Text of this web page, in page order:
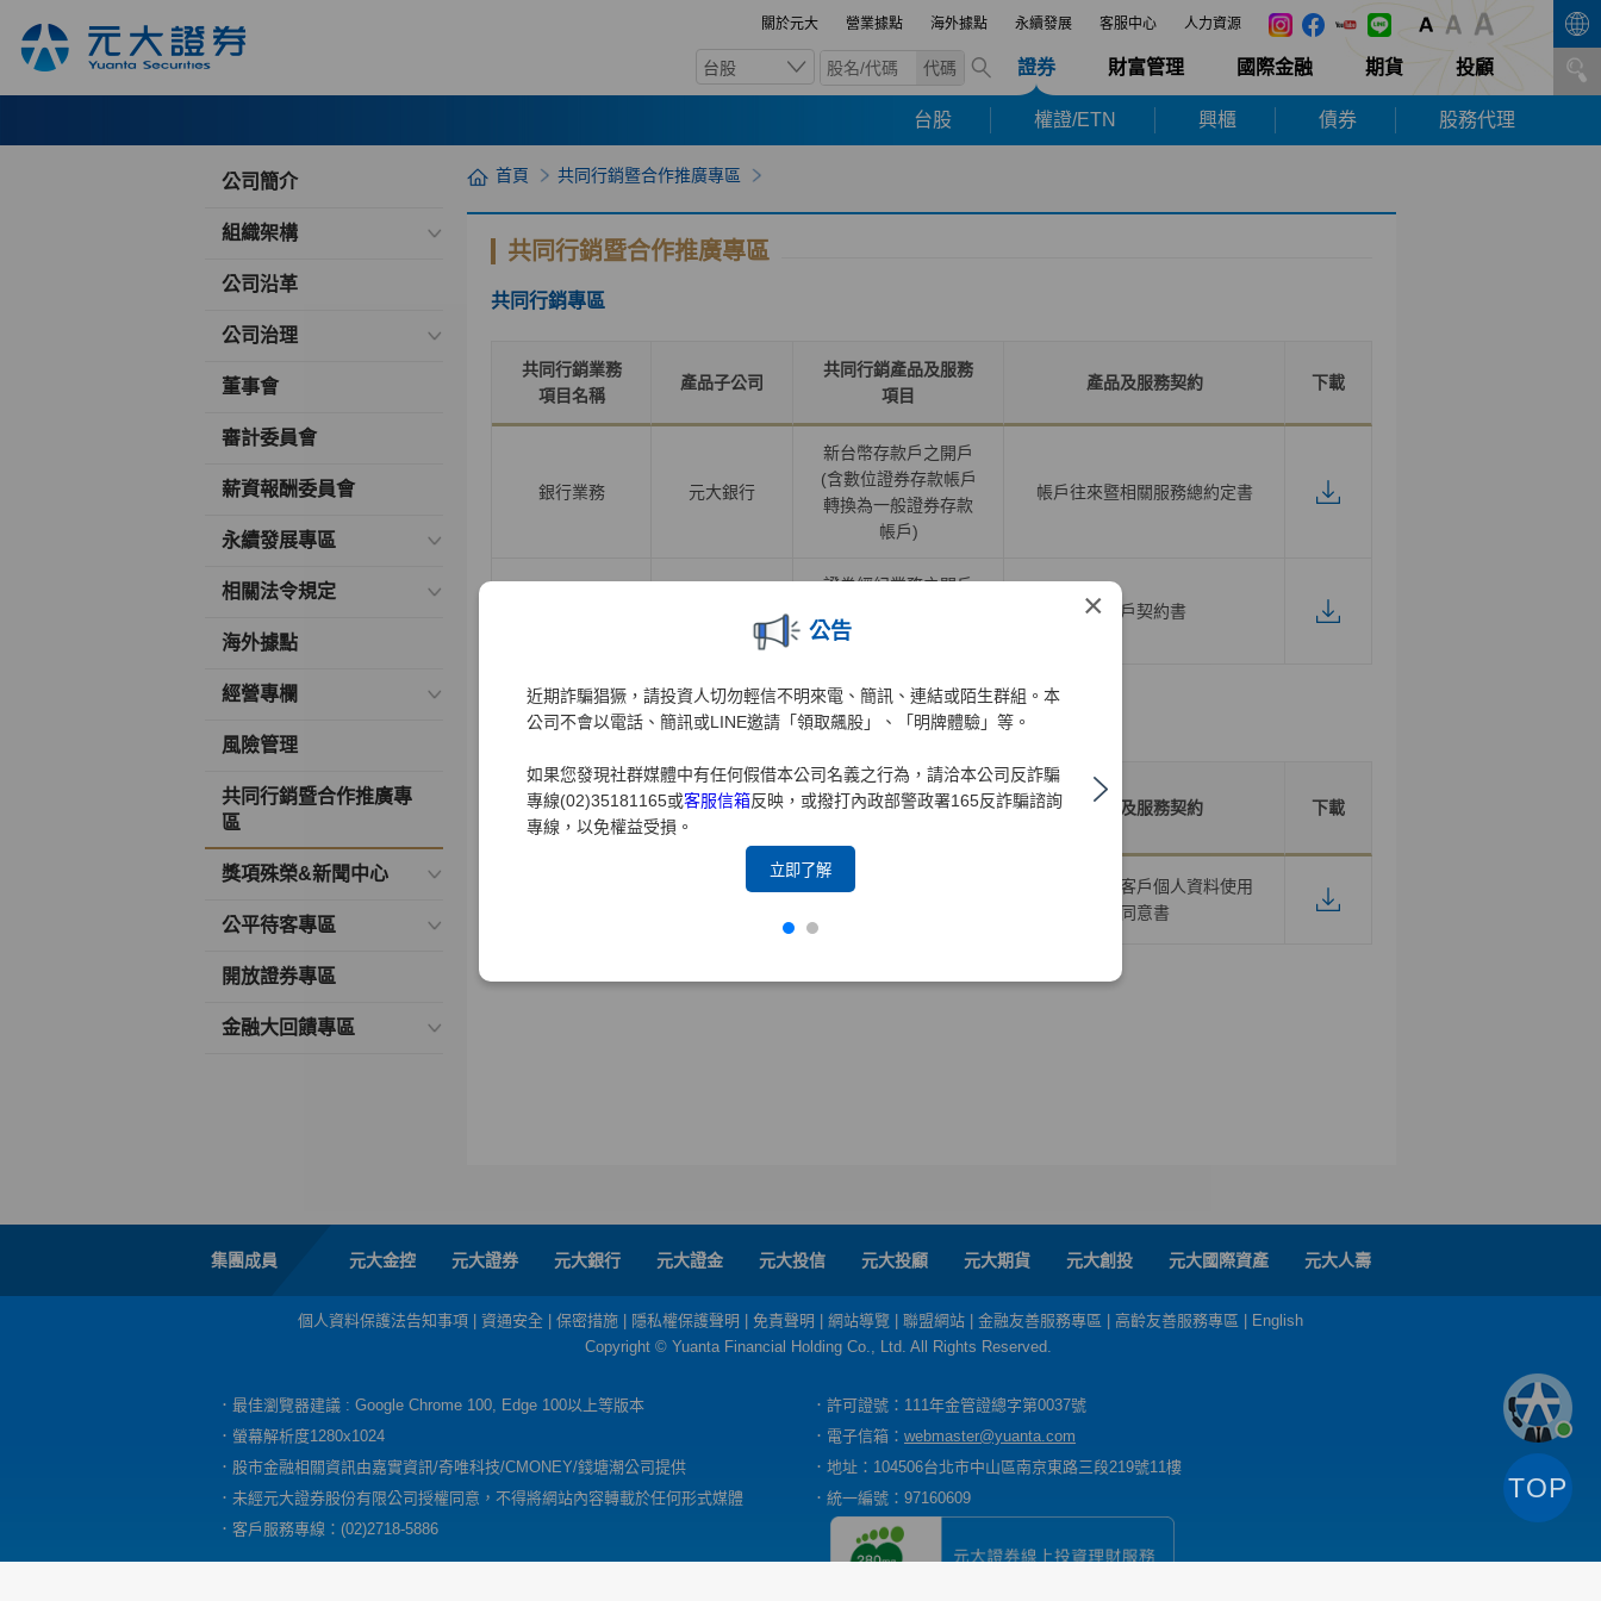
關於元大 營業據點 海外據點 永續發展 客服中心 人力資源
台股 代碼 證券 財富管理 國際金融 期貨 投顧
台股 權證/ETN 興櫃 債券 股務代理
×
公告
近期詐騙猖獗，請投資人切勿輕信不明來電、簡訊、連結或陌生群組。本
公司不會以電話、簡訊或LINE邀請「領取飆股」、「明牌體驗」等。
如果您發現社群媒體中有任何假借本公司名義之行為，請洽本公司反詐騙
專線(02)35181165或客服信箱反映，或撥打內政部警政署165反詐騙諮詢
專線，以免權益受損。
立即了解
公司簡介
組織架構
公司沿革
公司治理
董事會
審計委員會
薪資報酬委員會
永續發展專區
相關法令規定
海外據點
經營專欄
風險管理
共同行銷暨合作推廣專
區
獎項殊榮&新聞中心
公平待客專區
開放證券專區
金融大回饋專區
首頁 共同行銷暨合作推廣專區
共同行銷暨合作推廣專區
共同行銷專區
共同行銷業務
項目名稱
產品子公司
共同行銷產品及服務
項目
產品及服務契約 下載
銀行業務 元大銀行
新台幣存款戶之開戶
(含數位證券存款帳戶
轉換為一般證券存款
帳戶)
帳戶往來暨相關服務總約定書
證券經紀業務之開戶
開戶契約書
合作推廣專區
合作推廣業務
項目名稱
產品子公司
合作推廣產品及服務
產品及服務契約 下載
合作推廣他業商品或
合作推廣之客戶個人資料使用
同意書
集團成員 元大金控 元大證券 元大銀行 元大證金 元大投信 元大投顧 元大期貨 元大創投 元大國際資產 元大人壽
個人資料保護法告知事項 資通安全 保密措施 隱私權保護聲明 免責聲明 網站導覽 聯盟網站 金融友善服務專區 高齡友善服務專區
English
Copyright © Yuanta Financial Holding Co., Ltd. All Rights Reserved.
．最佳瀏覽器建議 : Google Chrome 100, Edge 100以上等版本
．許可證號：111年金管證總字第0037號
．螢幕解析度1280x1024
．電子信箱： webmaster@yuanta.com
．股市金融相關資訊由嘉實資訊/奇唯科技/CMONEY/錢塘潮公司提供
．地址：104506台北市中山區南京東路三段219號11樓
．未經元大證券股份有限公司授權同意，不得將網站內容轉載於任何形式媒體
．統一編號：97160609
．客戶服務專線：(02)2718-5886
TOP